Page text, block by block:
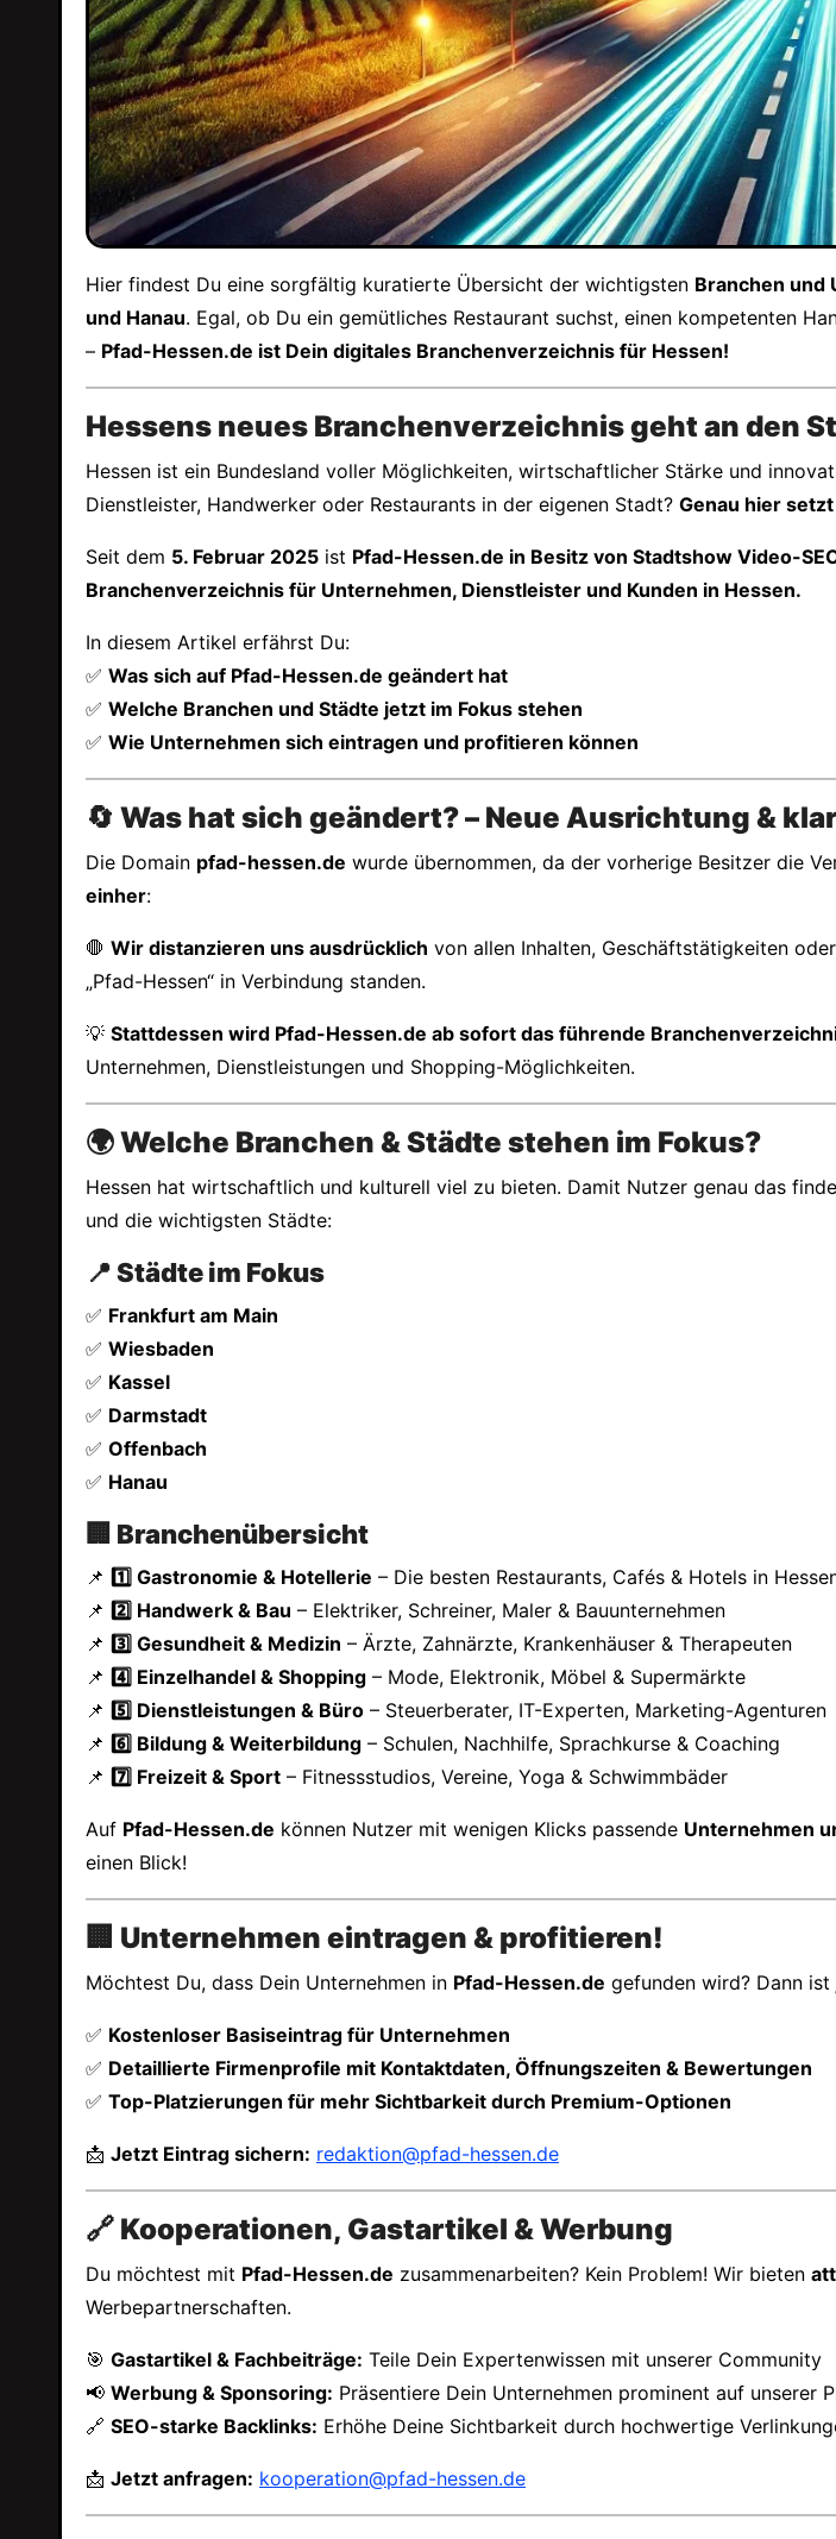
Hier findest Du eine sorgfältig kuratierte Übersicht der wichtigsten Branchen und
und Hanau. Egal, ob Du ein gemütliches Restaurant suchst, einen kompetenten
– Pfad-Hessen.de ist Dein digitales Branchenverzeichnis für Hessen!
Hessens neues Branchenverzeichnis geht an den
Hessen ist ein Bundesland voller Möglichkeiten, wirtschaftlicher Stärke und
Dienstleister, Handwerker oder Restaurants in der eigenen Stadt? Genau hier
Seit dem 5. Februar 2025 ist Pfad-Hessen.de in Besitz von Stadtshow Video-
Branchenverzeichnis für Unternehmen, Dienstleister und Kunden in Hessen.
In diesem Artikel erfährst Du:
✅ Was sich auf Pfad-Hessen.de geändert hat
✅ Welche Branchen und Städte jetzt im Fokus stehen
✅ Wie Unternehmen sich eintragen und profitieren können
🔄 Was hat sich geändert? – Neue Ausrichtung &
Die Domain pfad-hessen.de wurde übernommen, da der vorherige Besitzer die
einher:
🛑 Wir distanzieren uns ausdrücklich von allen Inhalten, Geschäftstätigkeiten
„Pfad-Hessen“ in Verbindung standen.
💡 Stattdessen wird Pfad-Hessen.de ab sofort das führende
Unternehmen, Dienstleistungen und Shopping-Möglichkeiten.
🌍 Welche Branchen & Städte stehen im Fokus?
Hessen hat wirtschaftlich und kulturell viel zu bieten. Damit Nutzer genau das
und die wichtigsten Städte:
📍 Städte im Fokus
✅ Frankfurt am Main
✅ Wiesbaden
✅ Kassel
✅ Darmstadt
✅ Offenbach
✅ Hanau
🏢 Branchenübersicht
📌 1️⃣ Gastronomie & Hotellerie – Die besten Restaurants, Cafés & Hotels in
📌 2️⃣ Handwerk & Bau – Elektriker, Schreiner, Maler & Bauunternehmen
📌 3️⃣ Gesundheit & Medizin – Ärzte, Zahnärzte, Krankenhäuser & Therapeuten
📌 4️⃣ Einzelhandel & Shopping – Mode, Elektronik, Möbel & Supermärkte
📌 5️⃣ Dienstleistungen & Büro – Steuerberater, IT-Experten, Marketing-Agenturen
📌 6️⃣ Bildung & Weiterbildung – Schulen, Nachhilfe, Sprachkurse & Coaching
📌 7️⃣ Freizeit & Sport – Fitnessstudios, Vereine, Yoga & Schwimmbäder
Auf Pfad-Hessen.de können Nutzer mit wenigen Klicks passende Unternehmen
einen Blick!
🏢 Unternehmen eintragen & profitieren!
Möchtest Du, dass Dein Unternehmen in Pfad-Hessen.de gefunden wird? Dann ist
✅ Kostenloser Basiseintrag für Unternehmen
✅ Detaillierte Firmenprofile mit Kontaktdaten, Öffnungszeiten & Bewertungen
✅ Top-Platzierungen für mehr Sichtbarkeit durch Premium-Optionen
📩 Jetzt Eintrag sichern: redaktion@pfad-hessen.de
🔗 Kooperationen, Gastartikel & Werbung
Du möchtest mit Pfad-Hessen.de zusammenarbeiten? Kein Problem! Wir bieten
Werbepartnerschaften.
🎯 Gastartikel & Fachbeiträge: Teile Dein Expertenwissen mit unserer Community
📢 Werbung & Sponsoring: Präsentiere Dein Unternehmen prominent auf unserer
🔗 SEO-starke Backlinks: Erhöhe Deine Sichtbarkeit durch hochwertige
📩 Jetzt anfragen: kooperation@pfad-hessen.de